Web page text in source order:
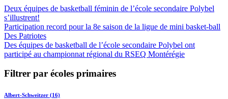
Deux équipes de basketball féminin de l’école secondaire Polybel
s’illustrent!
Participation record pour la 8e saison de la ligue de mini basket-ball
Des Patriotes
Des équipes de basketball de l’école secondaire Polybel ont
participé au championnat régional du RSEQ Montérégie
Filtrer par écoles primaires
Albert-Schweitzer (16)